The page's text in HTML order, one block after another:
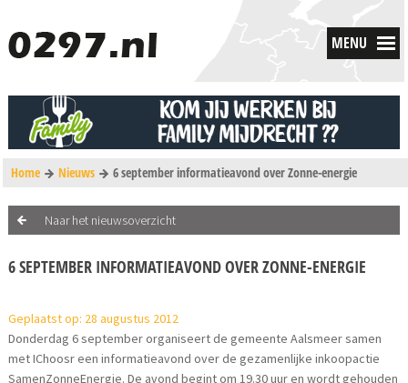
MENU
Home Nieuws 6 september informatieavond over Zonne-energie
Naar het nieuwsoverzicht
6 SEPTEMBER INFORMATIEAVOND OVER ZONNE-ENERGIE
Geplaatst op: 28 augustus 2012
Donderdag 6 september organiseert de gemeente Aalsmeer samen
met IChoosr een informatieavond over de gezamenlijke inkoopactie
SamenZonneEnergie. De avond begint om 19.30 uur en wordt gehouden